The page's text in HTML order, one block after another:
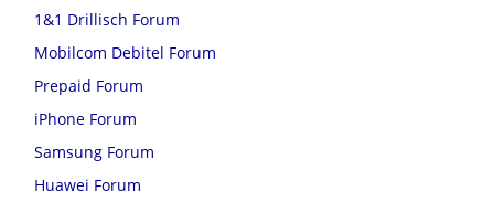
1&1 Drillisch Forum
Mobilcom Debitel Forum
Prepaid Forum
iPhone Forum
Samsung Forum
Huawei Forum